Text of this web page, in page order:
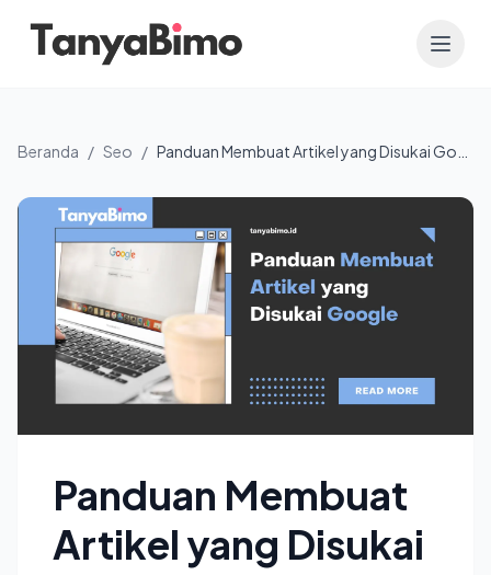
Beranda / Seo /
Panduan Membuat
Artikel yang Disukai